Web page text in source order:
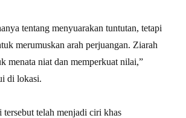
tentang menyuarakan tuntutan, tetapi
merumuskan arah perjuangan. Ziarah
menata niat dan memperkuat nilai,”
di lokasi.
telah menjadi ciri khas